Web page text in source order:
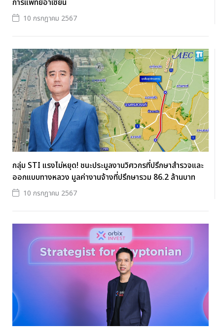
การแพทย์อาเซียน
10 กรกฎาคม 2567
กลุ่ม STI แรงไม่หยุด! ชนะประมูลงานวิศวกรที่ปรึกษาสำรวจและ
ออกแบบทางหลวง มูลค่างานจ้างที่ปรึกษารวม 86.2 ล้านบาท
10 กรกฎาคม 2567